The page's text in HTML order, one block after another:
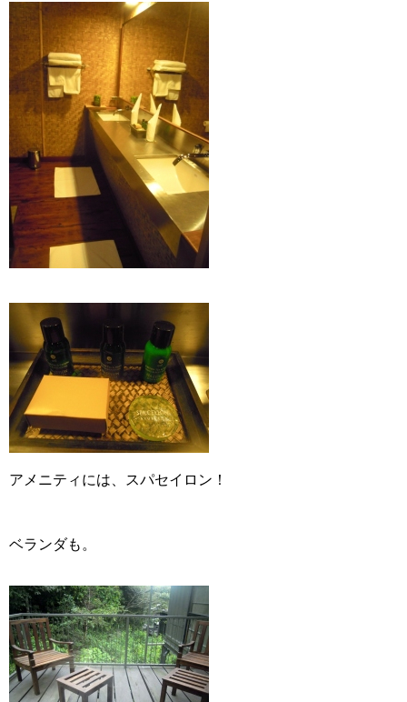
アメニティには、スパセイロン！
ベランダも。